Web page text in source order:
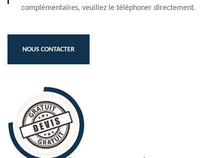
complémentaires, veuillez le téléphoner directement.
NOUS CONTACTER